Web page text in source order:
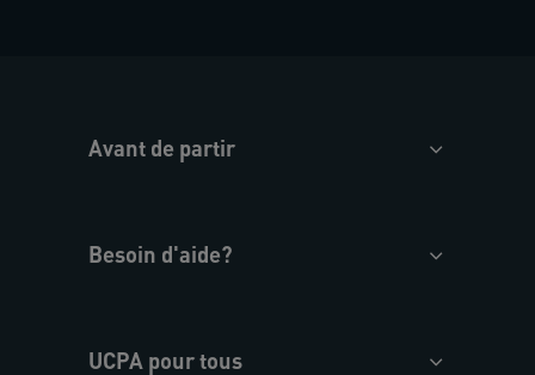
Avant de partir
Besoin d'aide?
UCPA pour tous